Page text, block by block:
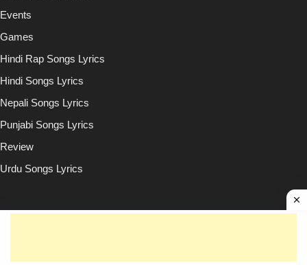
Events
Games
Hindi Rap Songs Lyrics
Hindi Songs Lyrics
Nepali Songs Lyrics
Punjabi Songs Lyrics
Review
Urdu Songs Lyrics